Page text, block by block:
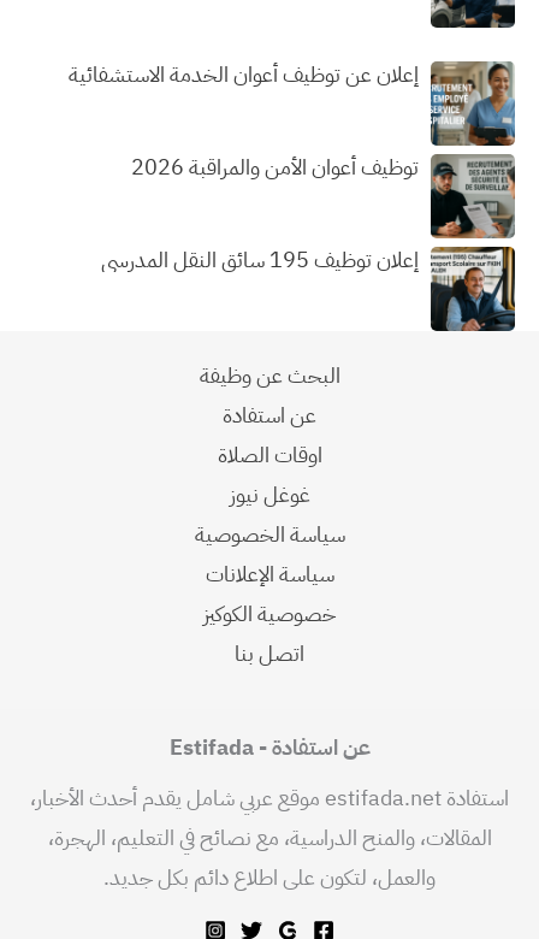
إعلان عن توظيف أعوان الخدمة الاستشفائية
توظيف أعوان الأمن والمراقبة 2026
إعلان توظيف 195 سائق النقل المدرسي
البحث عن وظيفة
عن استفادة
اوقات الصلاة
غوغل نيوز
سياسة الخصوصية
سياسة الإعلانات
خصوصية الكوكيز
اتصل بنا
عن استفادة - Estifada
استفادة estifada.net موقع عربي شامل يقدم أحدث الأخبار،
المقالات، والمنح الدراسية، مع نصائح في التعليم، الهجرة،
والعمل، لتكون على اطلاع دائم بكل جديد.